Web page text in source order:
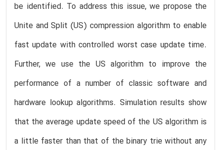
be identified. To address this issue, we propose the
Unite and Split (US) compression algorithm to enable
fast update with controlled worst case update time.
Further, we use the US algorithm to improve the
performance of a number of classic software and
hardware lookup algorithms. Simulation results show
that the average update speed of the US algorithm is
a little faster than that of the binary trie without any